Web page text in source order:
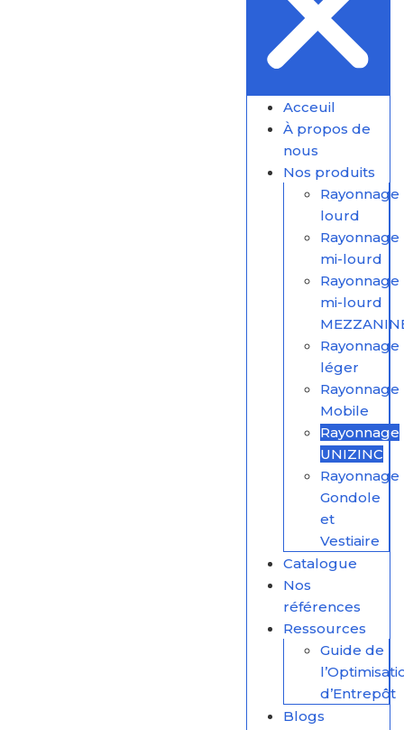
Acceuil
À propos de
nous
Nos produits
Rayonnage
lourd
Rayonnage
mi-lourd
Rayonnage
mi-lourd
Rayonnage
léger
Rayonnage
Mobile
Rayonnage
UNIZINC
Rayonnage
Gondole
et
Vestiaire
Catalogue
Nos
références
Ressources
Guide de
d’Entrepôt
Blogs